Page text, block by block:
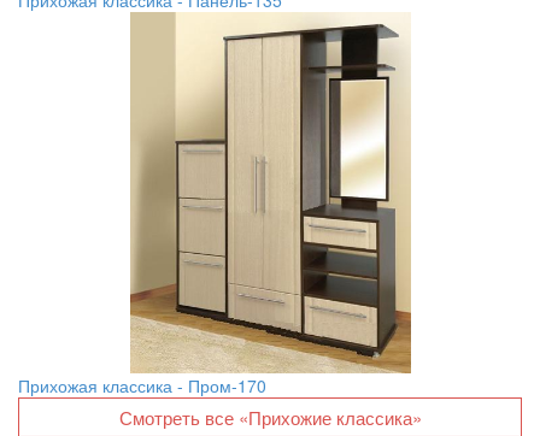
Прихожая классика - Пром-170
Смотреть все «Прихожие классика»